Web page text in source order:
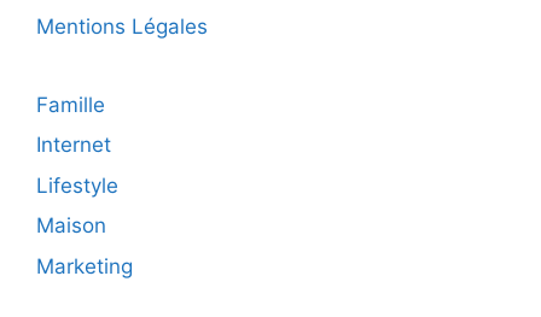
Mentions Légales
Famille
Internet
Lifestyle
Maison
Marketing